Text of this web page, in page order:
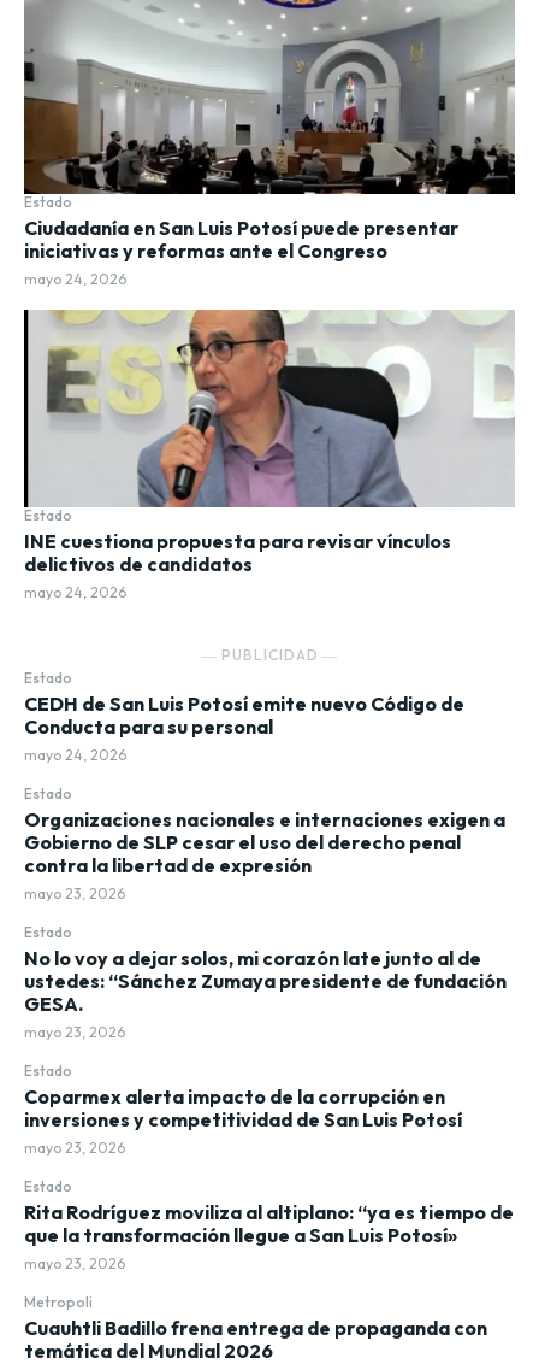
Estado
Ciudadanía en San Luis Potosí puede presentar
iniciativas y reformas ante el Congreso
mayo 24, 2026
Estado
INE cuestiona propuesta para revisar vínculos
delictivos de candidatos
mayo 24, 2026
― PUBLICIDAD ―
Estado
CEDH de San Luis Potosí emite nuevo Código de
Conducta para su personal
mayo 24, 2026
Estado
Organizaciones nacionales e internaciones exigen a
Gobierno de SLP cesar el uso del derecho penal
contra la libertad de expresión
mayo 23, 2026
Estado
No lo voy a dejar solos, mi corazón late junto al de
ustedes: “Sánchez Zumaya presidente de fundación
GESA.
mayo 23, 2026
Estado
Coparmex alerta impacto de la corrupción en
inversiones y competitividad de San Luis Potosí
mayo 23, 2026
Estado
Rita Rodríguez moviliza al altiplano: “ya es tiempo de
que la transformación llegue a San Luis Potosí»
mayo 23, 2026
Metropoli
Cuauhtli Badillo frena entrega de propaganda con
temática del Mundial 2026